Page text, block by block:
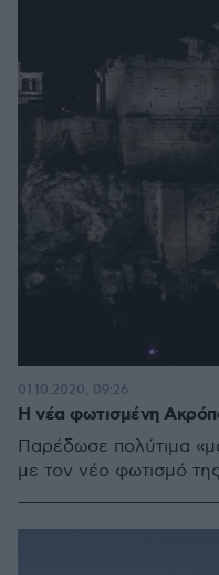
H νέα φωτισμένη
Παρέδωσε πολύτιμα
με τον νέο φωτισμό
01.10.2020, 09:26